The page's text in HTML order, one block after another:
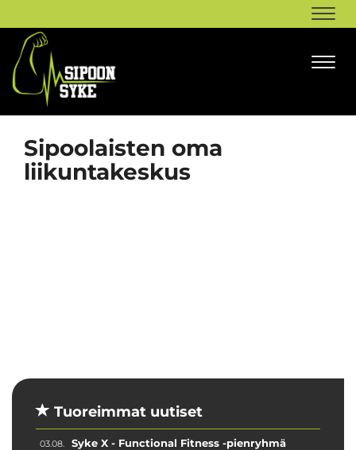
Sipoolaisten oma
liikuntakeskus
Tuoreimmat uutiset
03.08. Syke X - Functional Fitness -pienryhmä